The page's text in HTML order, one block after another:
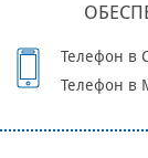
Телефон в
Телефон в